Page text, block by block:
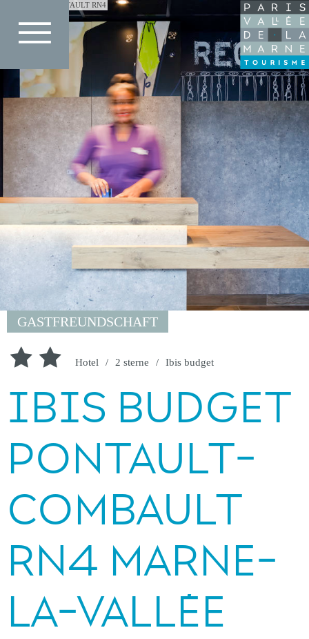
zum
Inhalt
IBIS BUDGET PONTAULT RN4
GASTFREUNDSCHAFT
Hotel 2 sterne Ibis budget
IBIS BUDGET
PONTAULT-
COMBAULT
RN4 MARNE-
LA-VALLÉE